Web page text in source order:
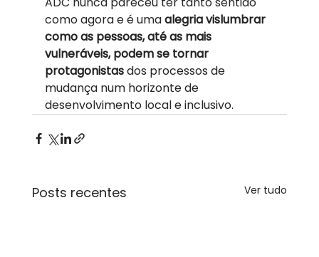
como agora e é uma alegria vislumbrar
como as pessoas, até as mais
vulneráveis, podem se tornar
protagonistas dos processos de
mudança num horizonte de
desenvolvimento local e inclusivo.
Posts recentes Ver tudo